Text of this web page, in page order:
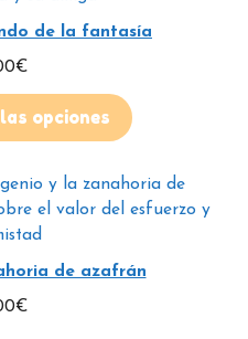
de la fantasía
€
opciones
de azafrán
€